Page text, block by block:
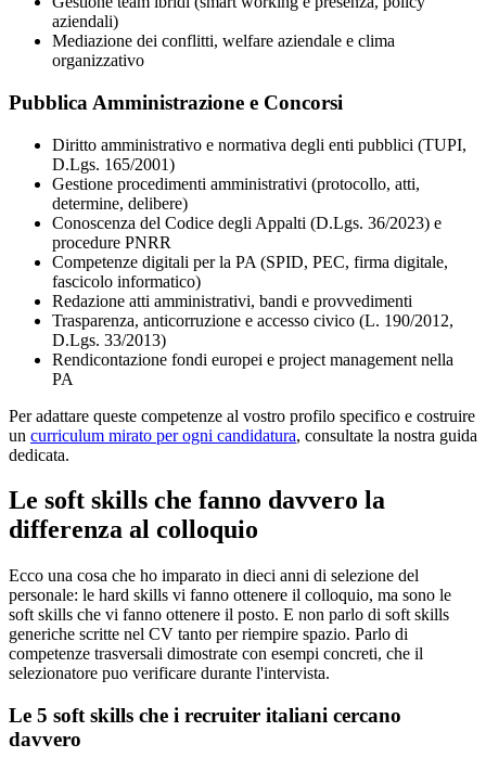
aziendali)
Mediazione dei conflitti, welfare aziendale e clima
organizzativo
Pubblica Amministrazione e Concorsi
Diritto amministrativo e normativa degli enti pubblici (TUPI,
D.Lgs. 165/2001)
Gestione procedimenti amministrativi (protocollo, atti,
determine, delibere)
Conoscenza del Codice degli Appalti (D.Lgs. 36/2023) e
procedure PNRR
Competenze digitali per la PA (SPID, PEC, firma digitale,
fascicolo informatico)
Redazione atti amministrativi, bandi e provvedimenti
Trasparenza, anticorruzione e accesso civico (L. 190/2012,
D.Lgs. 33/2013)
Rendicontazione fondi europei e project management nella
PA
Per adattare queste competenze al vostro profilo specifico e costruire
un curriculum mirato per ogni candidatura, consultate la nostra guida
dedicata.
Le soft skills che fanno davvero la
differenza al colloquio
Ecco una cosa che ho imparato in dieci anni di selezione del
personale: le hard skills vi fanno ottenere il colloquio, ma sono le
soft skills che vi fanno ottenere il posto. E non parlo di soft skills
generiche scritte nel CV tanto per riempire spazio. Parlo di
competenze trasversali dimostrate con esempi concreti, che il
selezionatore puo verificare durante l'intervista.
Le 5 soft skills che i recruiter italiani cercano
davvero